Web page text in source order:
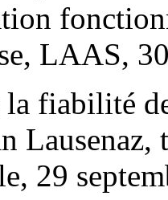
LAAS,
fiabilité
Lausenaz,
29